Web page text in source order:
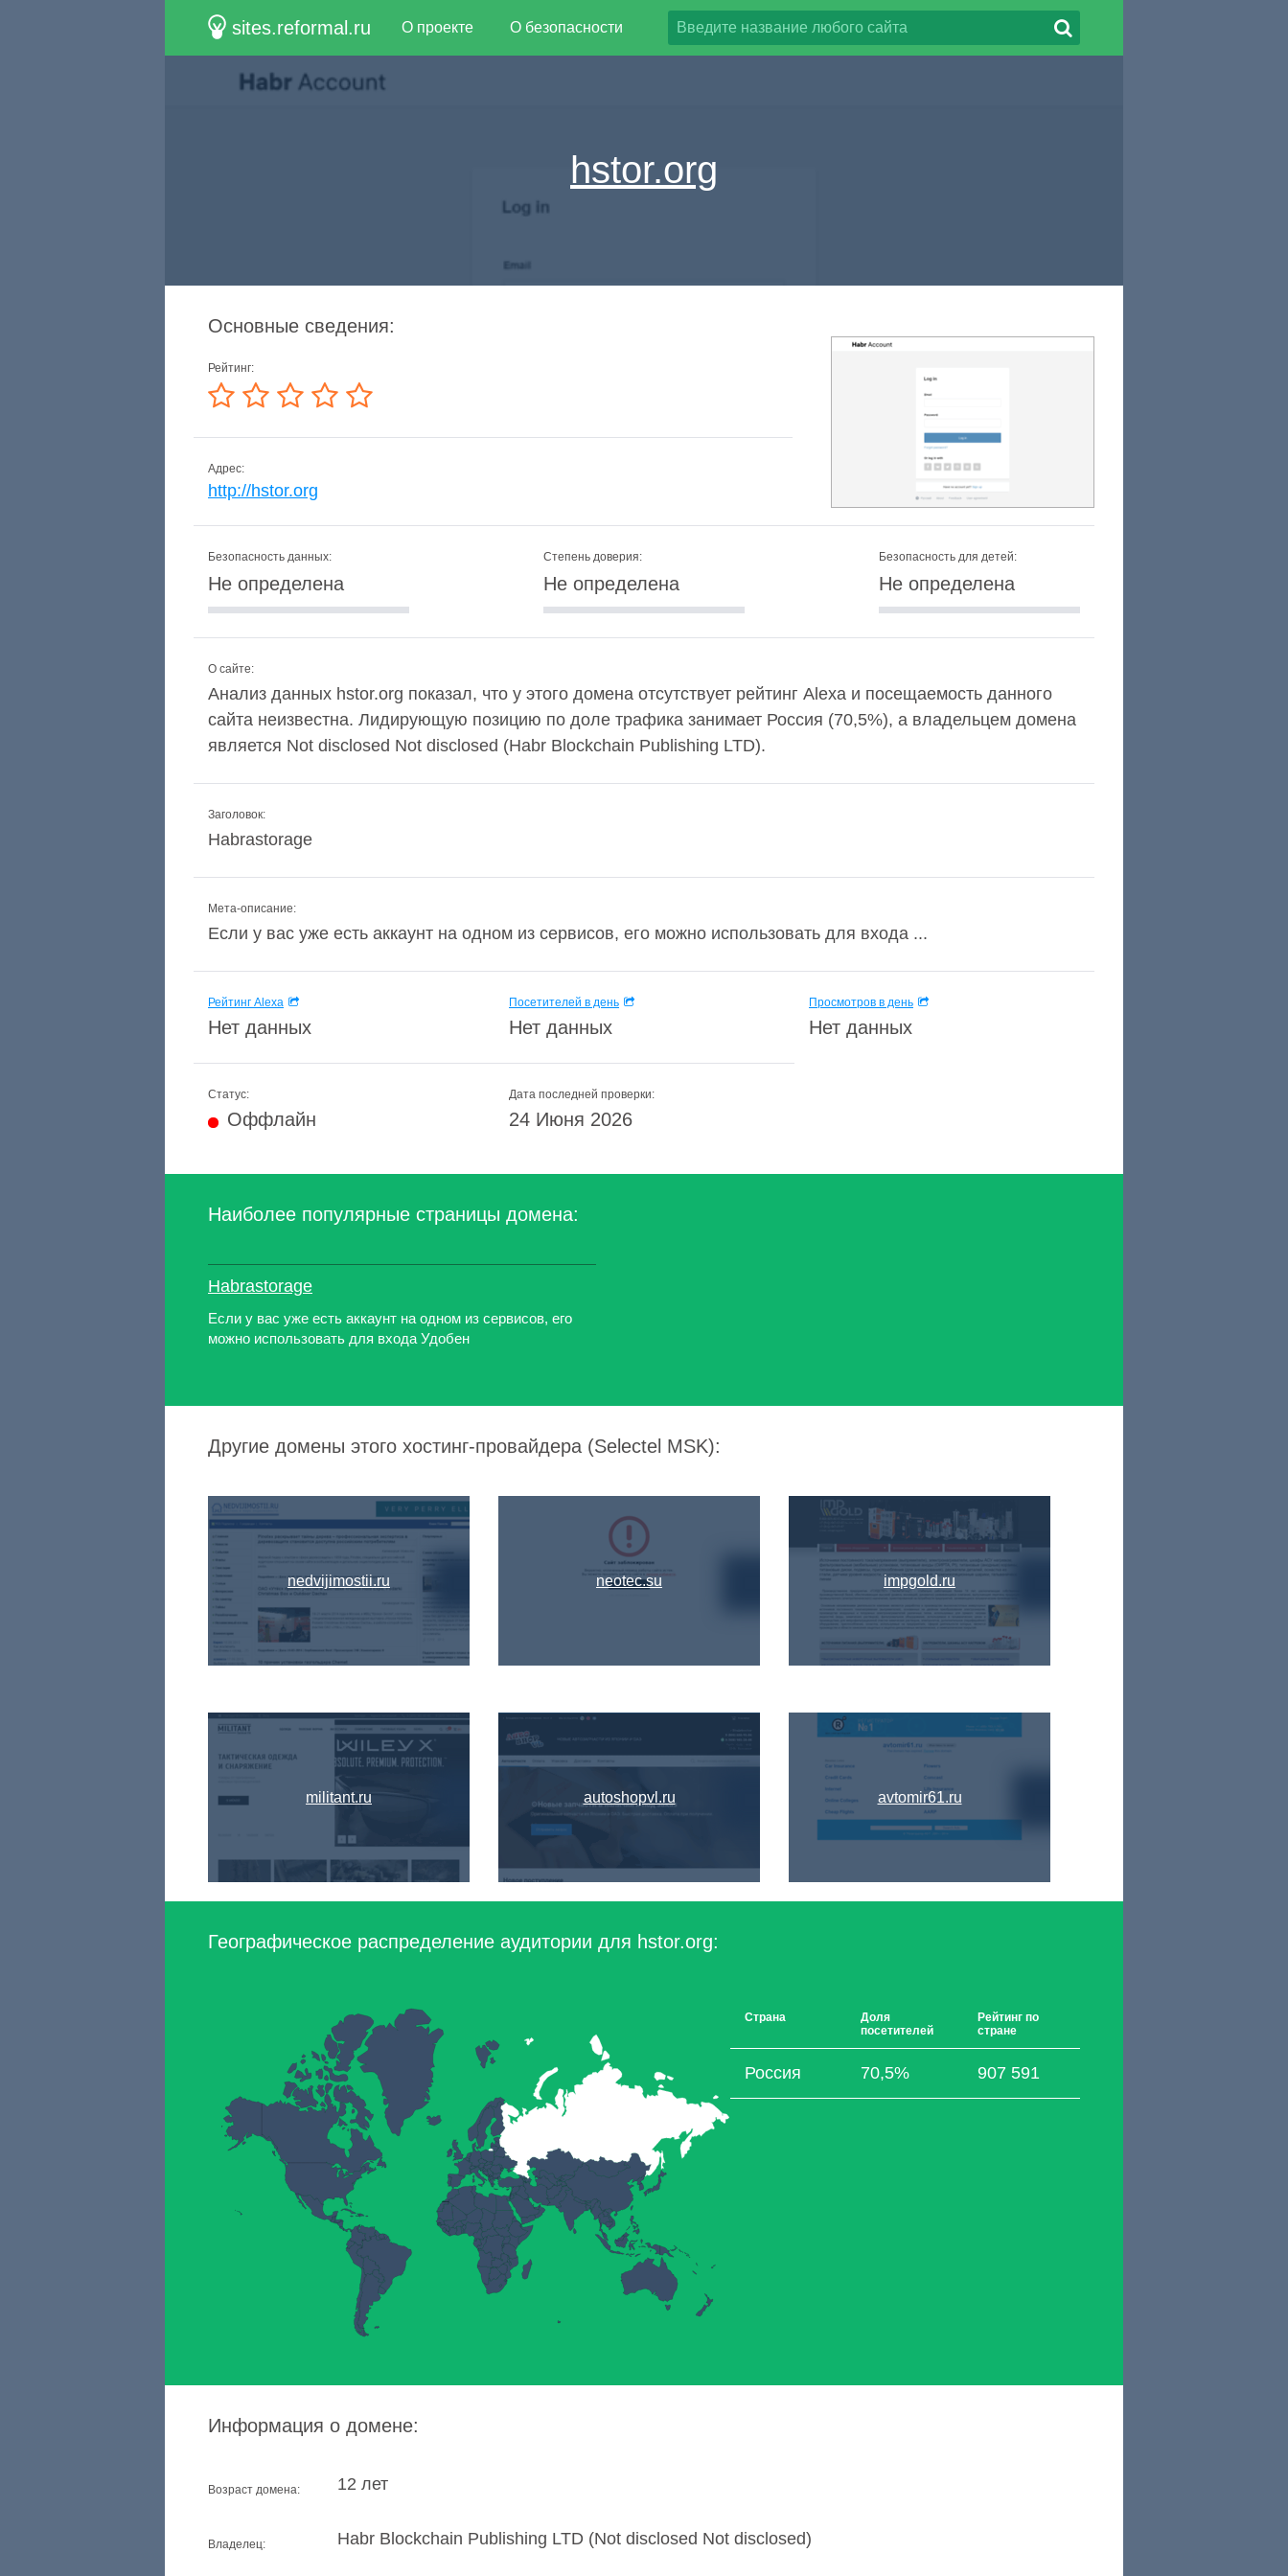
sites.reformal.ru О проекте О безопасности
hstor.org
Основные сведения:
Рейтинг:
Адрес:
http://hstor.org
Безопасность данных:
Не определена
Степень доверия:
Не определена
Безопасность для детей:
Не определена
О сайте:
Анализ данных hstor.org показал, что у этого домена отсутствует рейтинг Alexa и посещаемость данного
сайта неизвестна. Лидирующую позицию по доле трафика занимает Россия (70,5%), а владельцем домена
является Not disclosed Not disclosed (Habr Blockchain Publishing LTD).
Заголовок:
Habrastorage
Мета-описание:
Если у вас уже есть аккаунт на одном из сервисов, его можно использовать для входа ...
Рейтинг Alexa
Нет данных
Посетителей в день
Нет данных
Просмотров в день
Нет данных
Статус:
Оффлайн
Дата последней проверки:
24 Июня 2026
Наиболее популярные страницы домена:
Habrastorage
Если у вас уже есть аккаунт на одном из сервисов, его
можно использовать для входа Удобен
Другие домены этого хостинг-провайдера (Selectel MSK):
nedvijimostii.ru
militant.ru
neotec.su
autoshopvl.ru
impgold.ru
avtomir61.ru
Географическое распределение аудитории для hstor.org:
Страна
Доля
посетителей
Рейтинг по
стране
Россия 70,5% 907 591
Информация о домене:
Возраст домена: 12 лет
Владелец: Habr Blockchain Publishing LTD (Not disclosed Not disclosed)